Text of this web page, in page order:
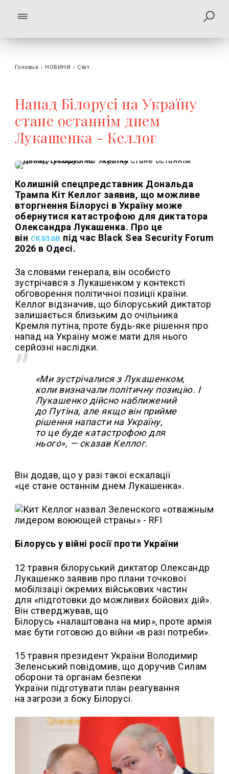
Головна › НОВИНИ › Світ
Напад Білорусі на Україну
стане останнім днем
Лукашенка - Келлог
Колишній спецпредставник Дональда
Трампа Кіт Келлог заявив, що можливе
вторгнення Білорусі в Україну може
обернутися катастрофою для диктатора
Олександра Лукашенка. Про це
він сказав під час Black Sea Security Forum
2026 в Одесі.
За словами генерала, він особисто
зустрічався з Лукашенком у контексті
обговорення політичної позиції країни.
Келлог відзначив, що білоруський диктатор
залишається близьким до очільника
Кремля путіна, проте будь-яке рішення про
напад на Україну може мати для нього
серйозні наслідки.
«Ми зустрічалися з Лукашенком,
коли визначали політичну позицію. І
Лукашенко дійсно наближений
до Путіна, але якщо він прийме
рішення напасти на Україну,
то це буде катастрофою для
нього», — сказав Келлог.
Він додав, що у разі такої ескалації
«це стане останнім днем Лукашенка».
Білорусь у війні росії проти України
12 травня білоруський диктатор Олександр
Лукашенко заявив про плани точкової
мобілізації окремих військових частин
для «підготовки до можливих бойових дій».
Він стверджував, що
Білорусь «налаштована на мир», проте армія
має бути готовою до війни «в разі потреби».
15 травня президент України Володимир
Зеленський повідомив, що доручив Силам
оборони та органам безпеки
України підготувати план реагування
на загрози з боку Білорусі.